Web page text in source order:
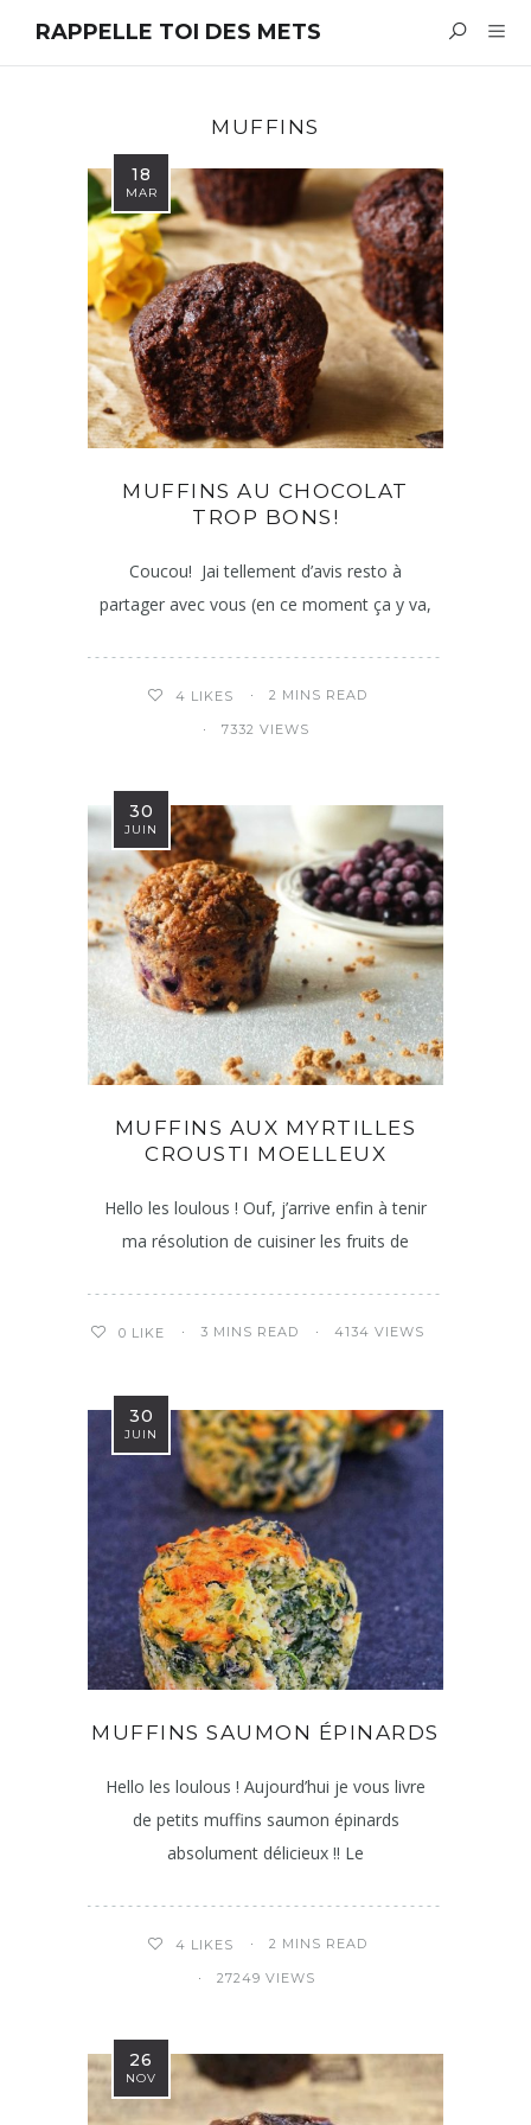
RAPPELLE TOI DES METS
MUFFINS
18
MAR
MUFFINS AU CHOCOLAT
TROP BONS!
Coucou! Jai tellement d’avis resto à
partager avec vous (en ce moment ça y va,
4 LIKES 2 MINS READ
7332 VIEWS
30
JUIN
MUFFINS AUX MYRTILLES
CROUSTI MOELLEUX
Hello les loulous ! Ouf, j’arrive enfin à tenir
ma résolution de cuisiner les fruits de
0 LIKE 3 MINS READ 4134 VIEWS
30
JUIN
MUFFINS SAUMON ÉPINARDS
Hello les loulous ! Aujourd’hui je vous livre
de petits muffins saumon épinards
absolument délicieux !! Le
4 LIKES 2 MINS READ
27249 VIEWS
26
NOV